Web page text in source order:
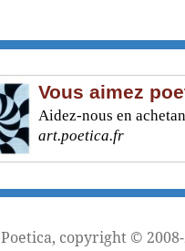
Vous aimez
Aidez-nous en
art.poetica.fr
Poetica, copyright © 2008-